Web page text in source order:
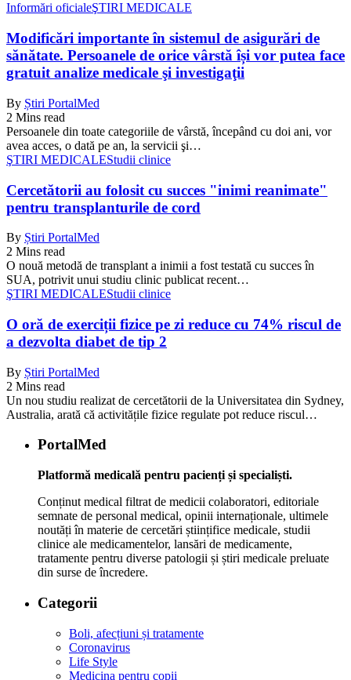
Informări oficialeŞTIRI MEDICALE
Modificări importante în sistemul de asigurări de
sănătate. Persoanele de orice vârstă își vor putea face
gratuit analize medicale şi investigaţii
By Știri PortalMed
2 Mins read
Persoanele din toate categoriile de vârstă, începând cu doi ani, vor
avea acces, o dată pe an, la servicii şi…
ŞTIRI MEDICALEStudii clinice
Cercetătorii au folosit cu succes "inimi reanimate"
pentru transplanturile de cord
By Știri PortalMed
2 Mins read
O nouă metodă de transplant a inimii a fost testată cu succes în
SUA, potrivit unui studiu clinic publicat recent…
ŞTIRI MEDICALEStudii clinice
O oră de exerciții fizice pe zi reduce cu 74% riscul de
a dezvolta diabet de tip 2
By Știri PortalMed
2 Mins read
Un nou studiu realizat de cercetătorii de la Universitatea din Sydney,
Australia, arată că activitățile fizice regulate pot reduce riscul…
PortalMed
Platformă medicală pentru pacienți și specialiști.
Conținut medical filtrat de medicii colaboratori, editoriale
semnate de personal medical, opinii internaționale, ultimele
noutăți în materie de cercetări științifice medicale, studii
clinice ale medicamentelor, lansări de medicamente,
tratamente pentru diverse patologii și știri medicale preluate
din surse de încredere.
Categorii
Boli, afecțiuni și tratamente
Coronavirus
Life Style
Medicina pentru copii